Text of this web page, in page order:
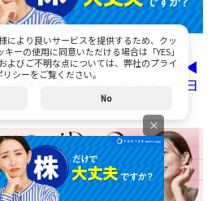
ったお金のふやし方って？◀︎◀︎
無料』オンラインセミナー！日
により良いサービスを提供するため、クッ
ーの使用に同意いただける場合は「YES」
よびご不明な点については、弊社のプライ
シーをご覧ください。
No
×